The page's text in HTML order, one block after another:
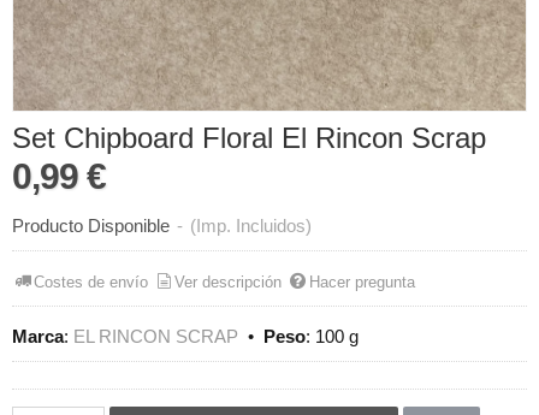
Set Chipboard Floral El Rincon Scrap
0,99 €
Producto Disponible - (Imp. Incluidos)
Costes de envío Ver descripción Hacer pregunta
Marca: EL RINCON SCRAP • Peso: 100 g